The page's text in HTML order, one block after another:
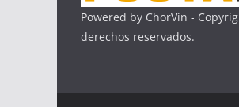
Powered by ChorVin -
derechos reservados.